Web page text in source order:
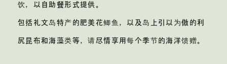
饮，以自助餐形式提供。
包括礼文岛特产的肥美花鲫鱼， 以及岛上引以为傲的利
尻昆布和海藻类等，请尽情享用每个季节的海洋馈赠。